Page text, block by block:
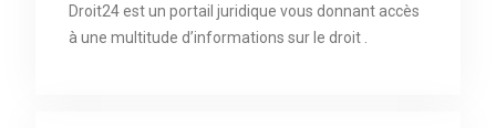
Droit24 est un portail juridique vous donnant accès
à une multitude d’informations sur le droit .